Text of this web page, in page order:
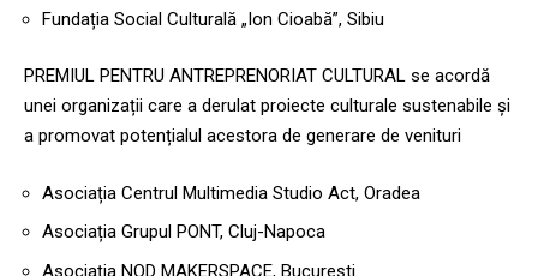
Fundația Social Culturală „Ion Cioabă”, Sibiu
PREMIUL PENTRU ANTREPRENORIAT CULTURAL se acordă
unei organizații care a derulat proiecte culturale sustenabile și
a promovat potențialul acestora de generare de venituri
Asociația Centrul Multimedia Studio Act, Oradea
Asociația Grupul PONT, Cluj-Napoca
Asociația NOD MAKERSPACE, București